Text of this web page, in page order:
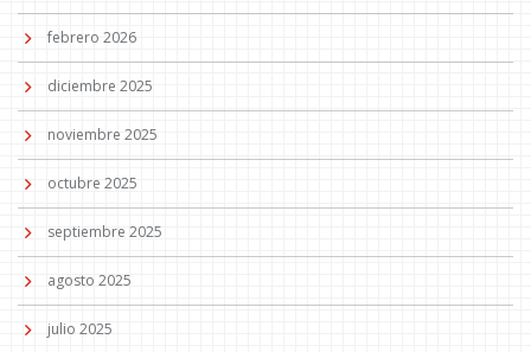
febrero 2026
diciembre 2025
noviembre 2025
octubre 2025
septiembre 2025
agosto 2025
julio 2025